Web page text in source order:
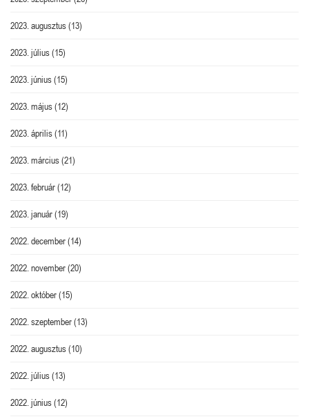
2023. augusztus(13)
2023. július(15)
2023. június(15)
2023. május(12)
2023. április(11)
2023. március(21)
2023. február(12)
2023. január(19)
2022. december(14)
2022. november(20)
2022. október(15)
2022. szeptember(13)
2022. augusztus(10)
2022. július(13)
2022. június(12)